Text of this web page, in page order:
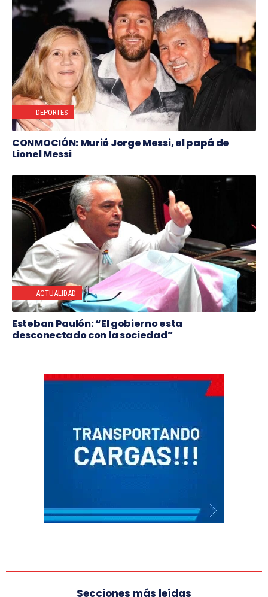
DEPORTES
CONMOCIÓN: Murió Jorge Messi, el papá de
Lionel Messi
ACTUALIDAD
Esteban Paulón: “El gobierno esta
desconectado con la sociedad”
Secciones más leídas